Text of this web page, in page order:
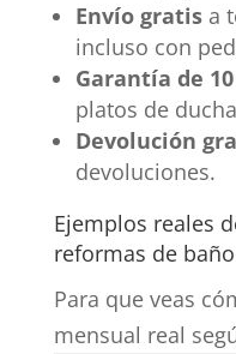
Envío gratisa
incluso con
Garantía de
platos de
Devolución
devoluciones.
Ejemplos reales
reformas de baño
Para que veas
mensual real